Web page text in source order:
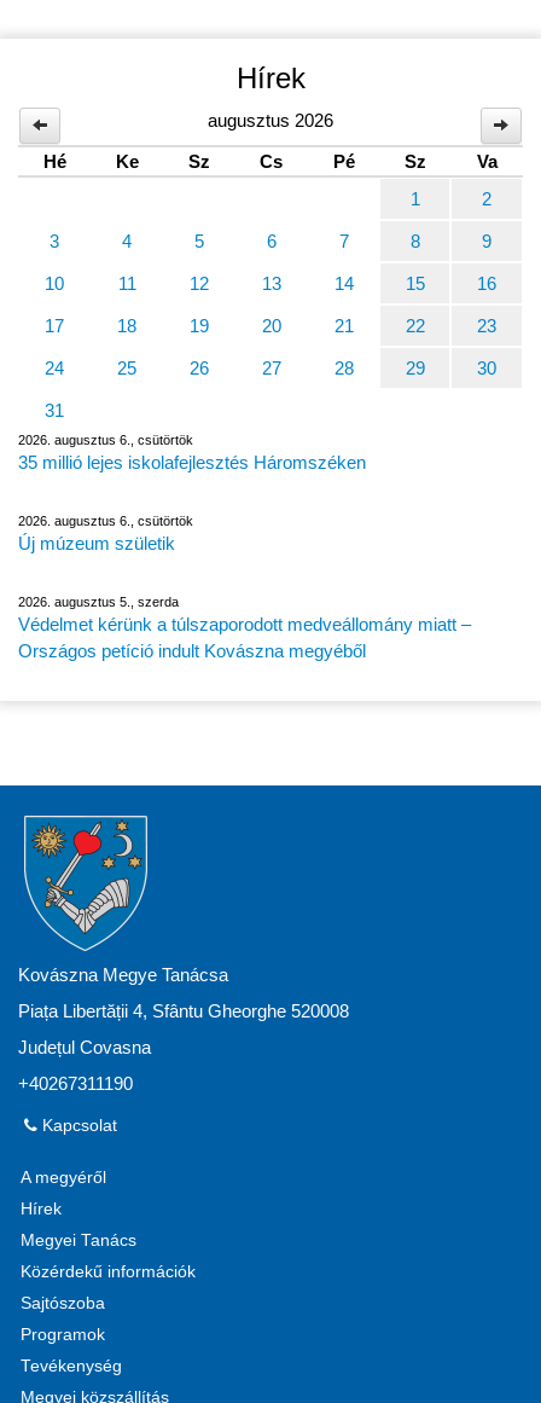
Hírek
augusztus 2026
Hé
Ke Sz Cs Pé Sz
Va
1
2
3 4 5 6 7 8 9
10 11 12 13 14 15 16
17 18 19 20 21 22 23
24 25 26 27 28 29 30
31
2026. augusztus 6., csütörtök
35 millió lejes iskolafejlesztés Háromszéken
2026. augusztus 6., csütörtök
Új múzeum születik
2026. augusztus 5., szerda
Védelmet kérünk a túlszaporodott medveállomány miatt –
Országos petíció indult Kovászna megyéből
Kovászna Megye Tanácsa
Piața Libertății 4, Sfântu Gheorghe 520008
Județul Covasna
+40267311190
Kapcsolat
A megyéről
Hírek
Megyei Tanács
Közérdekű információk
Sajtószoba
Programok
Tevékenység
Megyei közszállítás